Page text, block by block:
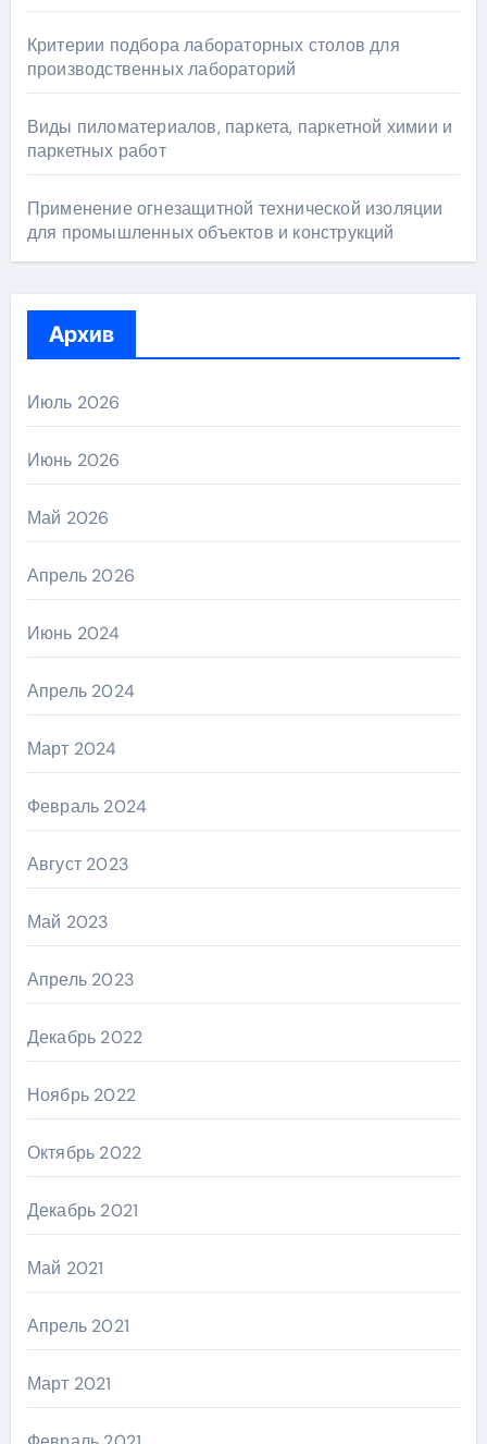
Критерии подбора лабораторных столов для
производственных лабораторий
Виды пиломатериалов, паркета, паркетной химии и
паркетных работ
Применение огнезащитной технической изоляции
для промышленных объектов и конструкций
Архив
Июль 2026
Июнь 2026
Май 2026
Апрель 2026
Июнь 2024
Апрель 2024
Март 2024
Февраль 2024
Август 2023
Май 2023
Апрель 2023
Декабрь 2022
Ноябрь 2022
Октябрь 2022
Декабрь 2021
Май 2021
Апрель 2021
Март 2021